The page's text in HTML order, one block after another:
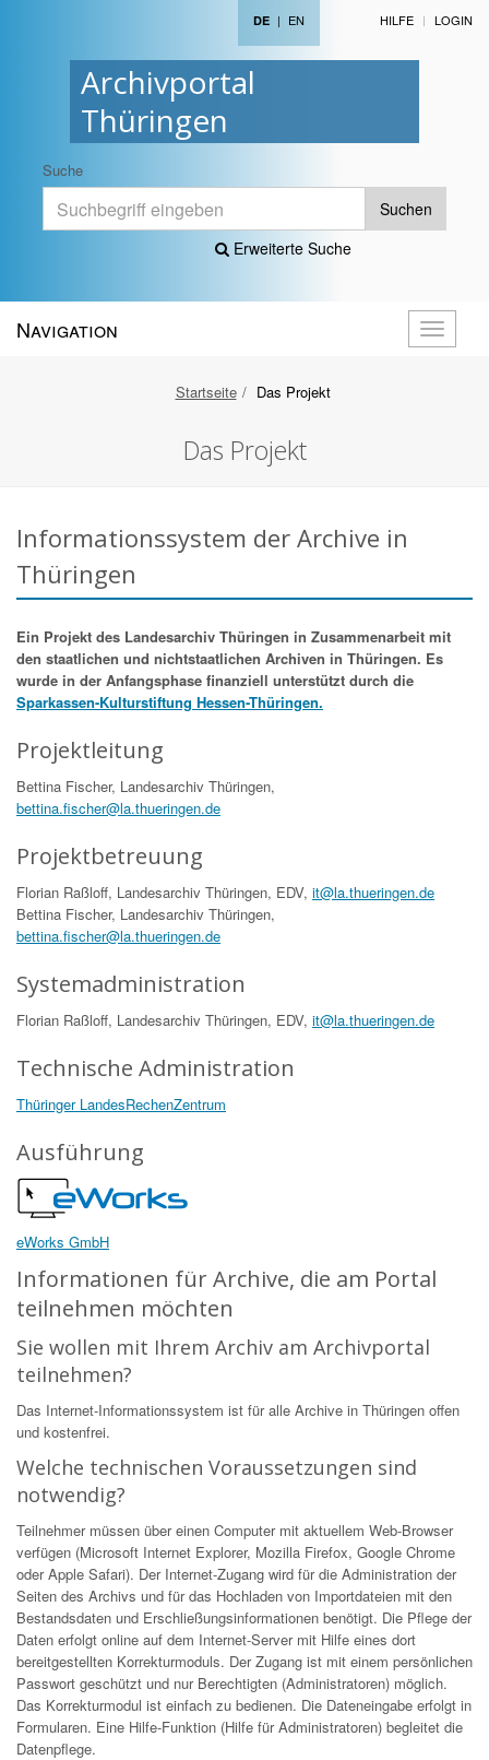
Archivportal
Thüringen
DE | EN HILFE LOGIN
Suche
Suchen
Erweiterte Suche
öffnen
Navigation
Startseite Das Projekt
Das Projekt
Informationssystem der Archive in
Thüringen
Ein Projekt des Landesarchiv Thüringen in Zusammenarbeit mit
den staatlichen und nichtstaatlichen Archiven in Thüringen. Es
wurde in der Anfangsphase finanziell unterstützt durch die
Sparkassen-Kulturstiftung Hessen-Thüringen.
Projektleitung
Bettina Fischer, Landesarchiv Thüringen,
bettina.fischer@la.thueringen.de
Projektbetreuung
Florian Raßloff, Landesarchiv Thüringen, EDV, it@la.thueringen.de
Bettina Fischer, Landesarchiv Thüringen,
bettina.fischer@la.thueringen.de
Systemadministration
Florian Raßloff, Landesarchiv Thüringen, EDV, it@la.thueringen.de
Technische Administration
Thüringer LandesRechenZentrum
Ausführung
eWorks GmbH
Informationen für Archive, die am Portal
teilnehmen möchten
Sie wollen mit Ihrem Archiv am Archivportal
teilnehmen?
Das Internet-Informationssystem ist für alle Archive in Thüringen offen
und kostenfrei.
Welche technischen Voraussetzungen sind
notwendig?
Teilnehmer müssen über einen Computer mit aktuellem Web-Browser
verfügen (Microsoft Internet Explorer, Mozilla Firefox, Google Chrome
oder Apple Safari). Der Internet-Zugang wird für die Administration der
Seiten des Archivs und für das Hochladen von Importdateien mit den
Bestandsdaten und Erschließungsinformationen benötigt. Die Pflege der
Daten erfolgt online auf dem Internet-Server mit Hilfe eines dort
bereitgestellten Korrekturmoduls. Der Zugang ist mit einem persönlichen
Passwort geschützt und nur Berechtigten (Administratoren) möglich.
Das Korrekturmodul ist einfach zu bedienen. Die Dateneingabe erfolgt in
Formularen. Eine Hilfe-Funktion (Hilfe für Administratoren) begleitet die
Datenpflege.